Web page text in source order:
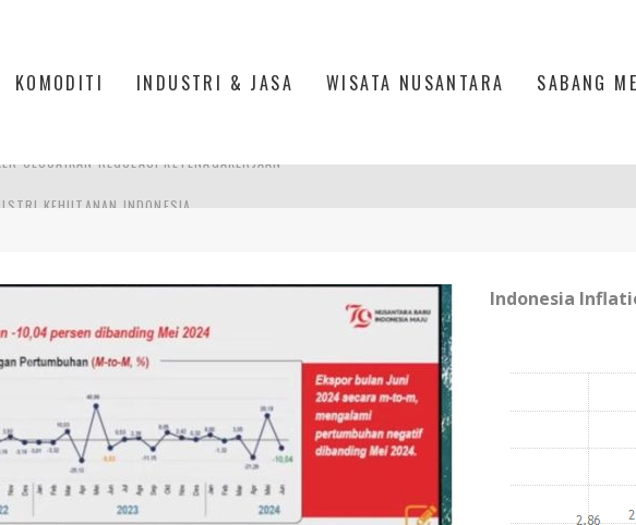
KOMODITI INDUSTRI & JASA WISATA NUSANTARA SABANG
PENGUATAN KOMPETENSI LULUSAN PERGURUAN TINGGI PENTING
SESUAIKAN REGULASI KETENAGAKERJAAN
Indonesia